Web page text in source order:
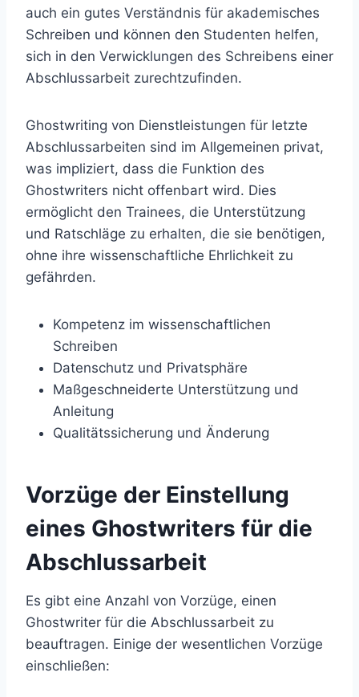
auch ein gutes Verständnis für akademisches
Schreiben und können den Studenten helfen,
sich in den Verwicklungen des Schreibens einer
Abschlussarbeit zurechtzufinden.
Ghostwriting von Dienstleistungen für letzte
Abschlussarbeiten sind im Allgemeinen privat,
was impliziert, dass die Funktion des
Ghostwriters nicht offenbart wird. Dies
ermöglicht den Trainees, die Unterstützung
und Ratschläge zu erhalten, die sie benötigen,
ohne ihre wissenschaftliche Ehrlichkeit zu
gefährden.
Kompetenz im wissenschaftlichen
Schreiben
Datenschutz und Privatsphäre
Maßgeschneiderte Unterstützung und
Anleitung
Qualitätssicherung und Änderung
Vorzüge der Einstellung
eines Ghostwriters für die
Abschlussarbeit
Es gibt eine Anzahl von Vorzüge, einen
Ghostwriter für die Abschlussarbeit zu
beauftragen. Einige der wesentlichen Vorzüge
einschließen: